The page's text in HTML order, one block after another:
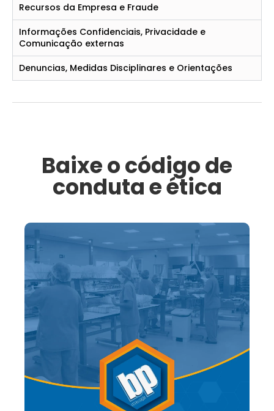
Recursos da Empresa e Fraude
Informações Confidenciais, Privacidade e
Comunicação externas
Denuncias, Medidas Disciplinares e Orientações
Baixe o código de
conduta e ética